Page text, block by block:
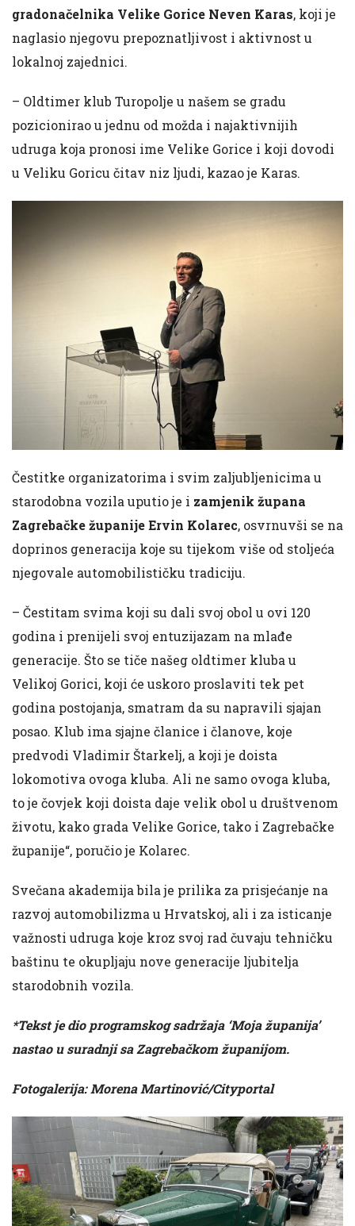
gradonačelnika Velike Gorice Neven Karas, koji je
naglasio njegovu prepoznatljivost i aktivnost u
lokalnoj zajednici.
– Oldtimer klub Turopolje u našem se gradu
pozicionirao u jednu od možda i najaktivnijih
udruga koja pronosi ime Velike Gorice i koji dovodi
u Veliku Goricu čitav niz ljudi, kazao je Karas.
Čestitke organizatorima i svim zaljubljenicima u
starodobna vozila uputio je i zamjenik župana
Zagrebačke županije Ervin Kolarec, osvrnuvši se na
doprinos generacija koje su tijekom više od stoljeća
njegovale automobilističku tradiciju.
– Čestitam svima koji su dali svoj obol u ovi 120
godina i prenijeli svoj entuzijazam na mlađe
generacije. Što se tiče našeg oldtimer kluba u
Velikoj Gorici, koji će uskoro proslaviti tek pet
godina postojanja, smatram da su napravili sjajan
posao. Klub ima sjajne članice i članove, koje
predvodi Vladimir Štarkelj, a koji je doista
lokomotiva ovoga kluba. Ali ne samo ovoga kluba,
to je čovjek koji doista daje velik obol u društvenom
životu, kako grada Velike Gorice, tako i Zagrebačke
županije“, poručio je Kolarec.
Svečana akademija bila je prilika za prisjećanje na
razvoj automobilizma u Hrvatskoj, ali i za isticanje
važnosti udruga koje kroz svoj rad čuvaju tehničku
baštinu te okupljaju nove generacije ljubitelja
starodobnih vozila.
*Tekst je dio programskog sadržaja ‘Moja županija’
nastao u suradnji sa Zagrebačkom županijom.
Fotogalerija: Morena Martinović/Cityportal